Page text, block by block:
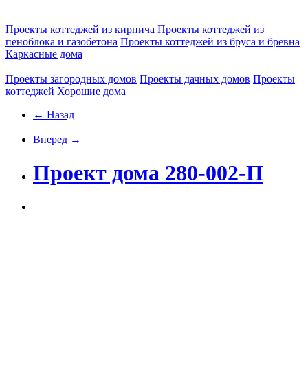
Проекты коттеджей из кирпича Проекты коттеджей из
пеноблока и газобетона Проекты коттеджей из бруса и бревна
Каркасные дома
Проекты загородных домов Проекты дачных домов Проекты
коттеджей Хорошие дома
← Назад
Вперед →
Проект дома 280-002-П